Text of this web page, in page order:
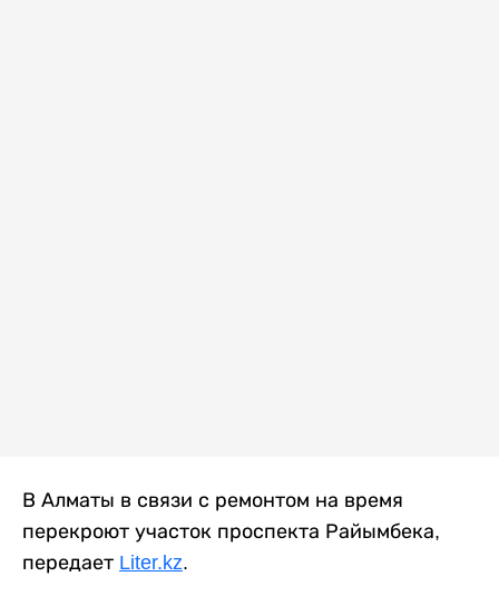
В Алматы в связи с ремонтом на время
перекроют участок проспекта Райымбека,
передает Liter.kz.